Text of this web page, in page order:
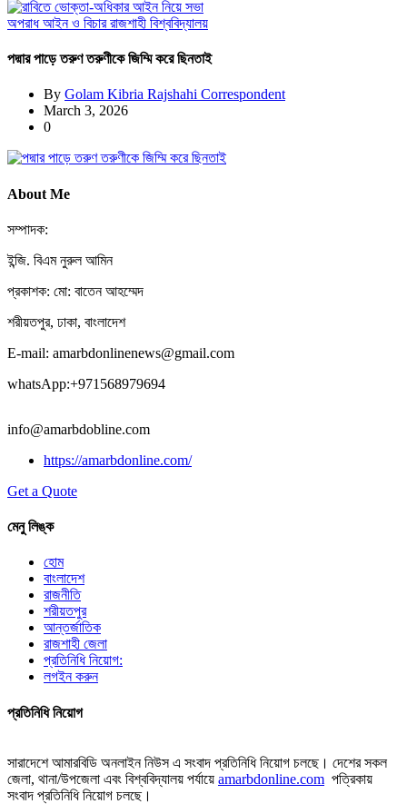
অপরাধআইন ও বিচাররাজশাহী বিশ্ববিদ্যালয়
পদ্মার পাড়ে তরুণ তরুণীকে জিম্মি করে ছিনতাই
By Golam Kibria Rajshahi Correspondent
March 3, 2026
0
About Me
সম্পাদক:
ইন্জি. বিএম নুরুল আমিন
প্রকাশক: মো: বাতেন আহম্মেদ
শরীয়তপুর, ঢাকা, বাংলাদেশ
E-mail: amarbdonlinenews@gmail.com
whatsApp:+971568979694
info@amarbdobline.com
https://amarbdonline.com/
Get a Quote
মেনু লিঙ্ক
হোম
বাংলাদেশ
রাজনীতি
শরীয়তপুর
আন্তর্জাতিক
রাজশাহী জেলা
প্রতিনিধি নিয়োগ:
লগইন করুন
প্রতিনিধি নিয়োগ
সারাদেশে আমারবিডি অনলাইন নিউস এ সংবাদ প্রতিনিধি নিয়োগ চলছে। দেশের সকল
জেলা, থানা/উপজেলা এবং বিশ্ববিদ্যালয় পর্যায়ে amarbdonline.com পত্রিকায়
সংবাদ প্রতিনিধি নিয়োগ চলছে।